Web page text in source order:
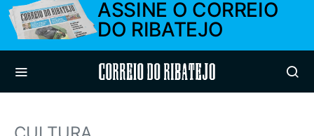
ASSINE O CORREIO
DO RIBATEJO
Correio do Ribatejo